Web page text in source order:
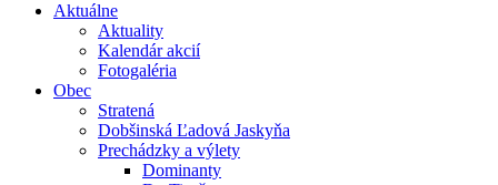
Aktuálne
Aktuality
Kalendár akcií
Fotogaléria
Obec
Stratená
Dobšinská Ľadová Jaskyňa
Prechádzky a výlety
Dominanty